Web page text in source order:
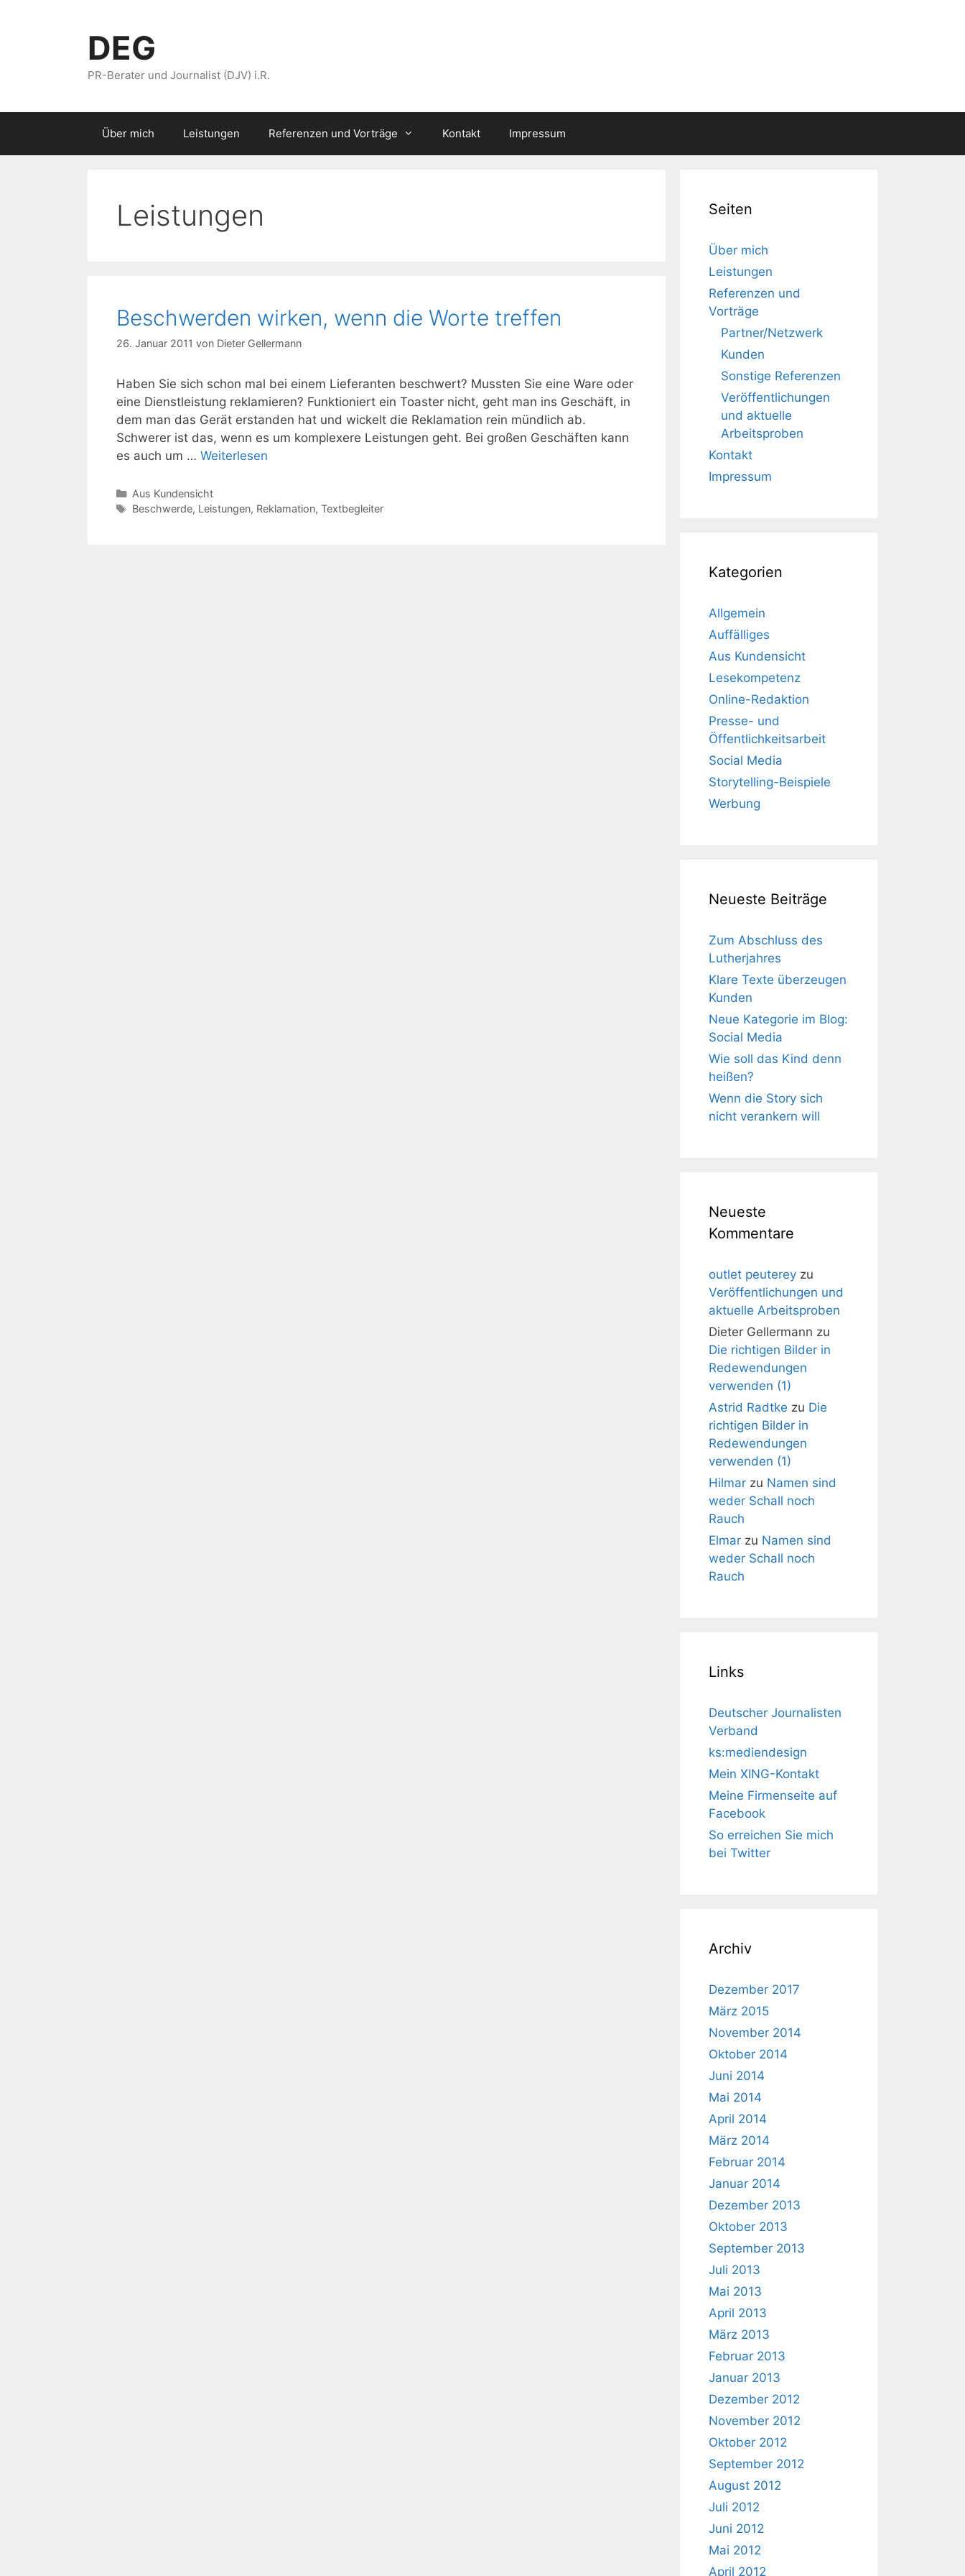
DEG
PR-Berater und Journalist (DJV) i.R.
Über mich Leistungen Referenzen und Vorträge Kontakt Impressum
Leistungen
Beschwerden wirken, wenn die Worte treffen
26. Januar 2011 von Dieter Gellermann
Haben Sie sich schon mal bei einem Lieferanten beschwert? Mussten Sie eine Ware oder
eine Dienstleistung reklamieren? Funktioniert ein Toaster nicht, geht man ins Geschäft, in
dem man das Gerät erstanden hat und wickelt die Reklamation rein mündlich ab.
Schwerer ist das, wenn es um komplexere Leistungen geht. Bei großen Geschäften kann
es auch um … Weiterlesen
Kategorien
Aus Kundensicht
Schlagwörter
Beschwerde, Leistungen, Reklamation, Textbegleiter
Seiten
Über mich
Leistungen
Referenzen und
Vorträge
Partner/Netzwerk
Kunden
Sonstige Referenzen
Veröffentlichungen
und aktuelle
Arbeitsproben
Kontakt
Impressum
Kategorien
Allgemein
Auffälliges
Aus Kundensicht
Lesekompetenz
Online-Redaktion
Presse- und
Öffentlichkeitsarbeit
Social Media
Storytelling-Beispiele
Werbung
Neueste Beiträge
Zum Abschluss des
Lutherjahres
Klare Texte überzeugen
Kunden
Neue Kategorie im Blog:
Social Media
Wie soll das Kind denn
heißen?
Wenn die Story sich
nicht verankern will
Neueste
Kommentare
outlet peuterey zu
Veröffentlichungen und
aktuelle Arbeitsproben
Dieter Gellermann zu
Die richtigen Bilder in
Redewendungen
verwenden (1)
Astrid Radtke zu Die
richtigen Bilder in
Redewendungen
verwenden (1)
Hilmar zu Namen sind
weder Schall noch
Rauch
Elmar zu Namen sind
weder Schall noch
Rauch
Links
Deutscher Journalisten
Verband
ks:mediendesign
Mein XING-Kontakt
Meine Firmenseite auf
Facebook
So erreichen Sie mich
bei Twitter
Archiv
Dezember 2017
März 2015
November 2014
Oktober 2014
Juni 2014
Mai 2014
April 2014
März 2014
Februar 2014
Januar 2014
Dezember 2013
Oktober 2013
September 2013
Juli 2013
Mai 2013
April 2013
März 2013
Februar 2013
Januar 2013
Dezember 2012
November 2012
Oktober 2012
September 2012
August 2012
Juli 2012
Juni 2012
Mai 2012
April 2012